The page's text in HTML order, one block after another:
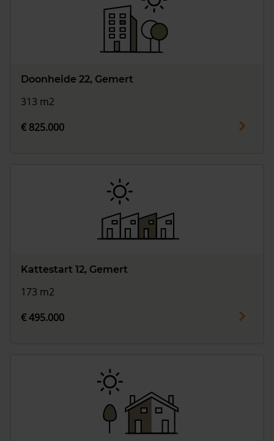
Doonheide 22, Gemert
313 m2
€ 825.000
Kattestart 12, Gemert
173 m2
€ 495.000